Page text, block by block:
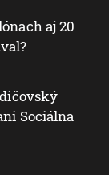
aj 20
Sociálna